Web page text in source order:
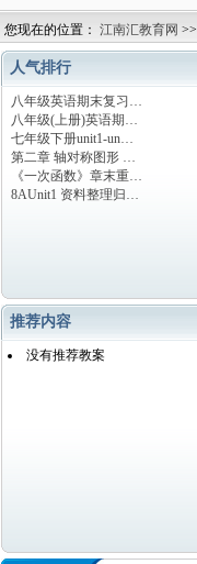
您现在的位置： 江南汇教育网 >>
人气排行
八年级英语期末复习…
八年级(上册)英语期…
七年级下册unit1-un…
第二章 轴对称图形 …
《一次函数》章末重…
8AUnit1 资料整理归…
推荐内容
没有推荐教案